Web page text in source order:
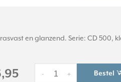
en glanzend. Serie: CD 500,
+
- Bestel